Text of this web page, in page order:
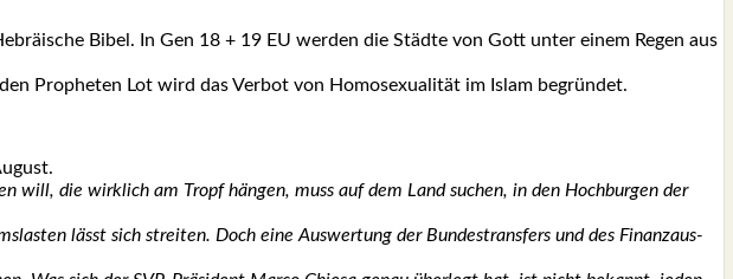
Bibel. In Gen 18 + 19 EU wer­den die Städ­te von Gott unter einem Regen aus
Pro­phe­ten Lot wird das Ver­bot von Homo­se­xua­li­tät im Islam begrün­det.
will, die wirk­lich am Tropf hän­gen, muss auf dem Land suchen, in den Hoch­bur­gen der
lässt sich strei­ten. Doch eine Aus­wer­tung der Bun­des­trans­fers und des Finanz­aus­